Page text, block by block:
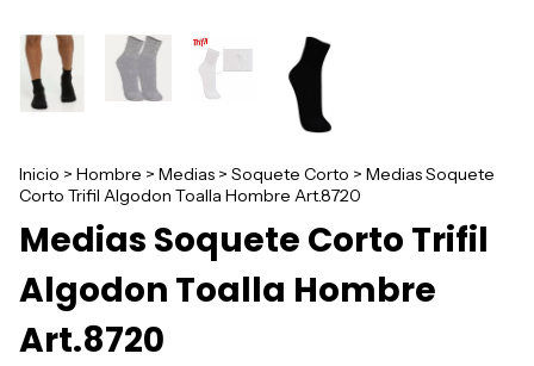
Inicio > Hombre > Medias > Soquete Corto > Medias Soquete
Corto Trifil Algodon Toalla Hombre Art.8720
Medias Soquete Corto Trifil
Algodon Toalla Hombre
Art.8720